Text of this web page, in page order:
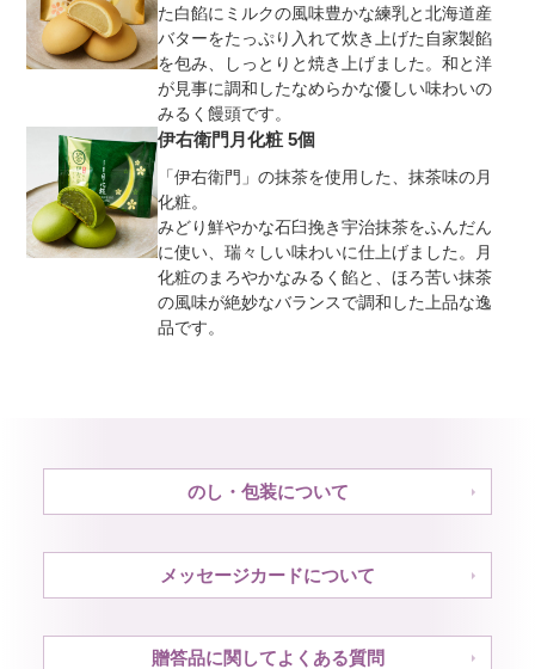
た白餡にミルクの風味豊かな練乳と北海道産
バターをたっぷり入れて炊き上げた自家製餡
を包み、しっとりと焼き上げました。和と洋
が見事に調和したなめらかな優しい味わいの
みるく饅頭です。
伊右衛門月化粧 5個
「伊右衛門」の抹茶を使用した、抹茶味の月
化粧。
みどり鮮やかな石臼挽き宇治抹茶をふんだん
に使い、瑞々しい味わいに仕上げました。月
化粧のまろやかなみるく餡と、ほろ苦い抹茶
の風味が絶妙なバランスで調和した上品な逸
品です。
のし・包装について
メッセージカードについて
贈答品に関してよくある質問